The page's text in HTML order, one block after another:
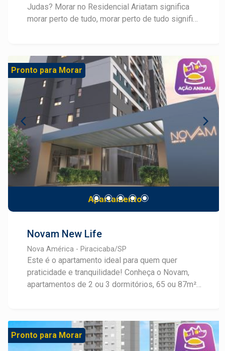
Judas? Morar no Residencial Ariatam significa
morar perto de tudo, morar perto de tudo significa
dentro da sua casa. Os apartamentos do
Residencial Ariatam foram projetados por um dos
arquitetos mais renomados de Piracicaba, Paulo
Belato, em conjunto com João Henrique trazendo
plantas confortáveis, sofisticadas e inteligentes.
Apartamentos de 81m², com varanda gourmet
integrada a cozinha e a sala. 2 opções de plantas
com 3 dormitórios, sendo 1 suíte, ou 2 suítes
com sala estendida. Todos os apartamentos
possuem 2 vagas, além de +de 16 itens de lazer.
Agende sua visita!
Pronto para Morar
Apartamento
Novam New Life
Nova América - Piracicaba/SP
Este é o apartamento ideal para quem quer
praticidade e tranquilidade! Conheça o Novam,
apartamentos de 2 ou 3 dormitórios, 65 ou 87m²
Nova América, bairro de excelente qualidade de
vida e em rica expansão e valorização, o prédio
está a 3 minutos da Avenida Independência, com
Pronto para Morar